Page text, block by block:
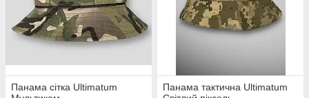
Панама сітка Ultimatum
Панама тактична Ultimatum